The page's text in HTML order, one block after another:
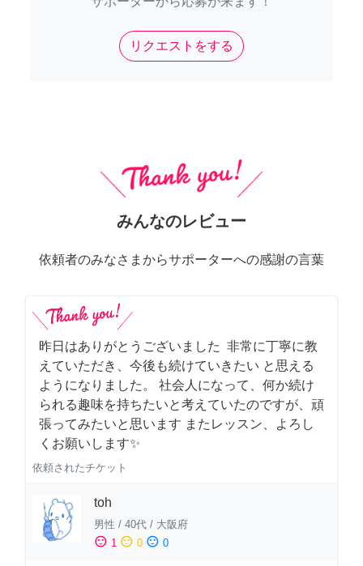
リクエストをする
みんなのレビュー
依頼者のみなさまからサポーターへの感謝の言葉
昨日はありがとうございました 非常に丁寧に教
えていただき、今後も続けていきたい と思える
ようになりました。 社会人になって、何か続け
られる趣味を持ちたいと考えていたのですが、頑
張ってみたいと思います またレッスン、よろし
くお願いします✨
依頼されたチケット
toh
男性 / 40代 / 大阪府
sentiment_satisfied 1 sentiment_neutral 0 sentiment_dissatisfied 0